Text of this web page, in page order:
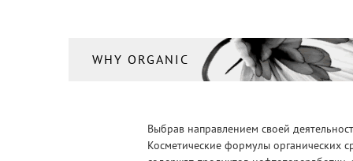
WHY ORGANIC
Выбрав направлением своей
Косметические формулы органических